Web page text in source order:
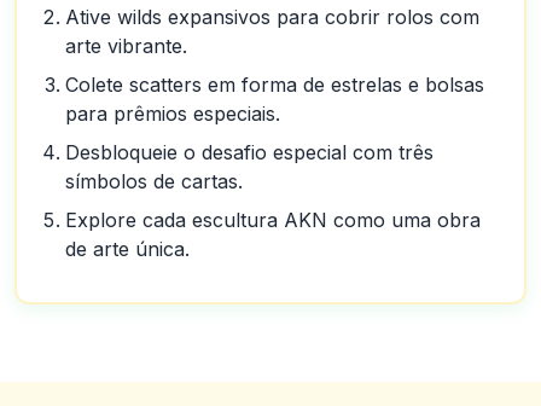
Ative wilds expansivos para cobrir rolos com
arte vibrante.
Colete scatters em forma de estrelas e bolsas
para prêmios especiais.
Desbloqueie o desafio especial com três
símbolos de cartas.
Explore cada escultura AKN como uma obra
de arte única.